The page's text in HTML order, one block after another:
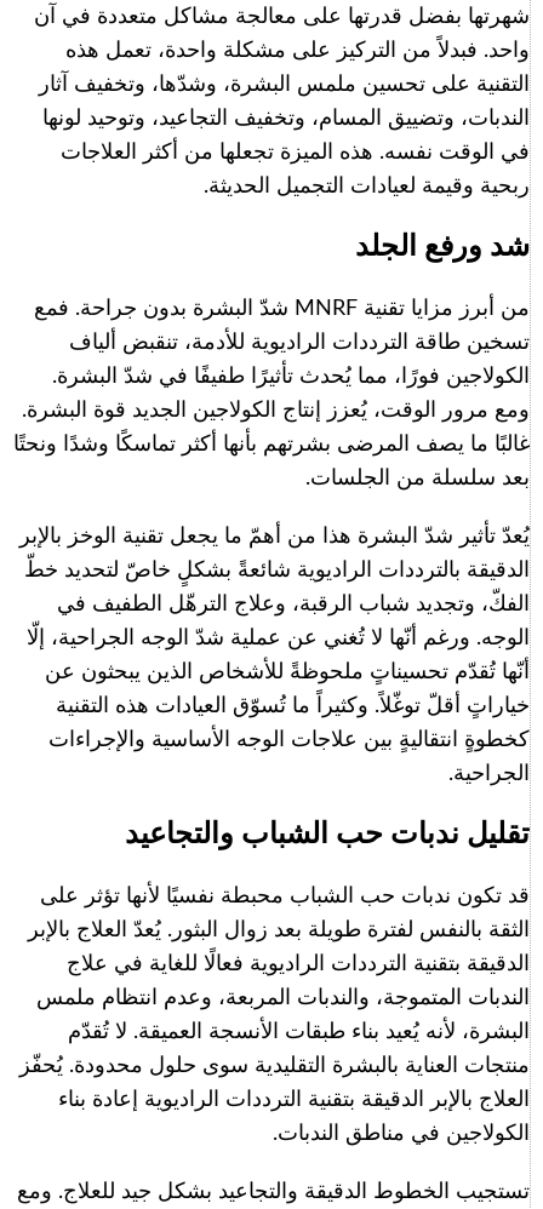
شهرتها بفضل قدرتها على معالجة مشاكل متعددة في آن
واحد. فبدلاً من التركيز على مشكلة واحدة، تعمل هذه
التقنية على تحسين ملمس البشرة، وشدّها، وتخفيف آثار
الندبات، وتضييق المسام، وتخفيف التجاعيد، وتوحيد لونها
في الوقت نفسه. هذه الميزة تجعلها من أكثر العلاجات
ربحية وقيمة لعيادات التجميل الحديثة.
شد ورفع الجلد
من أبرز مزايا تقنية MNRF شدّ البشرة بدون جراحة. فمع
تسخين طاقة الترددات الراديوية للأدمة، تنقبض ألياف
الكولاجين فورًا، مما يُحدث تأثيرًا طفيفًا في شدّ البشرة.
ومع مرور الوقت، يُعزز إنتاج الكولاجين الجديد قوة البشرة.
غالبًا ما يصف المرضى بشرتهم بأنها أكثر تماسكًا وشدًا ونحتًا
بعد سلسلة من الجلسات.
يُعدّ تأثير شدّ البشرة هذا من أهمّ ما يجعل تقنية الوخز بالإبر
الدقيقة بالترددات الراديوية شائعةً بشكلٍ خاصّ لتحديد خطّ
الفكّ، وتجديد شباب الرقبة، وعلاج الترهّل الطفيف في
الوجه. ورغم أنّها لا تُغني عن عملية شدّ الوجه الجراحية، إلّا
أنّها تُقدّم تحسيناتٍ ملحوظةً للأشخاص الذين يبحثون عن
خياراتٍ أقلّ توغّلاً. وكثيراً ما تُسوّق العيادات هذه التقنية
كخطوةٍ انتقاليةٍ بين علاجات الوجه الأساسية والإجراءات
الجراحية.
تقليل ندبات حب الشباب والتجاعيد
قد تكون ندبات حب الشباب محبطة نفسيًا لأنها تؤثر على
الثقة بالنفس لفترة طويلة بعد زوال البثور. يُعدّ العلاج بالإبر
الدقيقة بتقنية الترددات الراديوية فعالًا للغاية في علاج
الندبات المتموجة، والندبات المربعة، وعدم انتظام ملمس
البشرة، لأنه يُعيد بناء طبقات الأنسجة العميقة. لا تُقدّم
منتجات العناية بالبشرة التقليدية سوى حلول محدودة. يُحفّز
العلاج بالإبر الدقيقة بتقنية الترددات الراديوية إعادة بناء
الكولاجين في مناطق الندبات.
تستجيب الخطوط الدقيقة والتجاعيد بشكل جيد للعلاج. ومع